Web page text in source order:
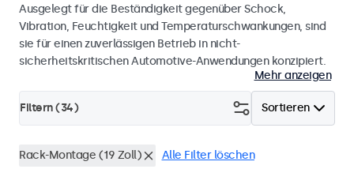
Ausgelegt für die Beständigkeit gegenüber Schock,
Vibration, Feuchtigkeit und Temperaturschwankungen, sind
sie für einen zuverlässigen Betrieb in nicht-
sicherheitskritischen Automotive-Anwendungen konzipiert.
Mehr anzeigen
Sortieren
Filtern (34)
Rack-Montage (19 Zoll) Alle Filter löschen